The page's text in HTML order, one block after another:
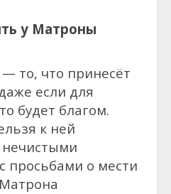
у Матроны
то, что принесёт
если для
будет благом.
к ней
просьбами о мести